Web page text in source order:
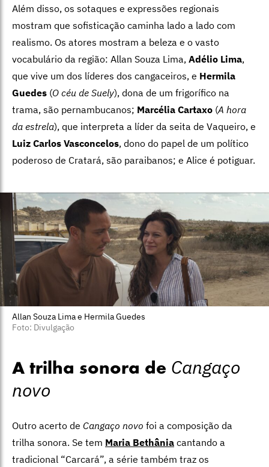
Além disso, os sotaques e expressões regionais
mostram que sofisticação caminha lado a lado com
realismo. Os atores mostram a beleza e o vasto
vocabulário da região: Allan Souza Lima, Adélio Lima,
que vive um dos líderes dos cangaceiros, e Hermila
Guedes (O céu de Suely), dona de um frigorífico na
trama, são pernambucanos; Marcélia Cartaxo (A hora
da estrela), que interpreta a líder da seita de Vaqueiro, e
Luiz Carlos Vasconcelos, dono do papel de um político
poderoso de Cratará, são paraibanos; e Alice é potiguar.
Allan Souza Lima e Hermila Guedes
Foto: Divulgação
A trilha sonora de Cangaço
novo
Outro acerto de Cangaço novo foi a composição da
trilha sonora. Se tem Maria Bethânia cantando a
tradicional “Carcará”, a série também traz os